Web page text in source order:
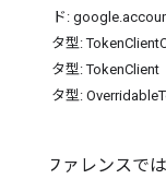
メソッド:
データ型:
データ型: TokenClient
データ型:
このリファレンスで